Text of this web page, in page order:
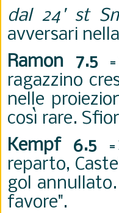
dal 24' st
avversari
Ramon 7.5
ragazzino
nelle
così rare.
Kempf 6.5
reparto,
gol
favore".